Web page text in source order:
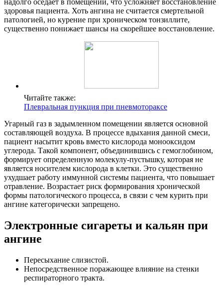
надолго оседает в помещении, что усложняет восстановление
здоровья пациента. Хоть ангина не считается смертельной
патологией, но курение при хроническом тонзиллите,
существенно понижает шансы на скорейшее восстановление.
Читайте также:
Плевральная пункция при пневмотораксе
Угарный газ в задымленном помещении является основной
составляющей воздуха. В процессе вдыхания данной смеси,
пациент насытит кровь вместо кислорода монооксидом
углерода. Такой компонент, объединившись с гемоглобином,
формирует определенную молекулу-пустышку, которая не
является носителем кислорода в клетки. Это существенно
ухудшает работу иммунной системы пациента, что повышает
отравление. Возрастает риск формирования хронической
формы патологического процесса, в связи с чем курить при
ангине категорически запрещено.
Электронные сигареты и кальян при
ангине
Пересыхание слизистой.
Непосредственное поражающее влияние на стенки
респираторного тракта.